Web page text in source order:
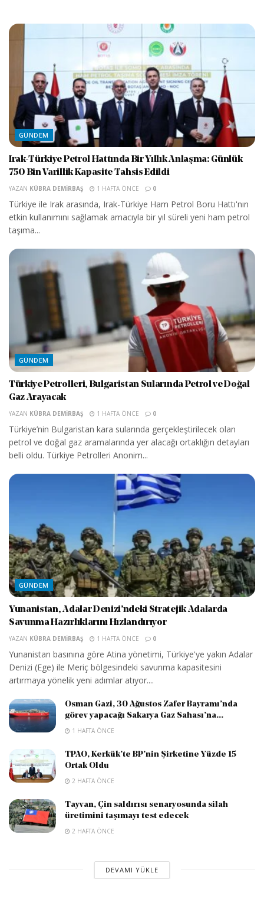
GÜNDEM
Irak-Türkiye Petrol Hattında Bir Yıllık Anlaşma: Günlük
750 Bin Varillik Kapasite Tahsis Edildi
YAZAN KÜBRA DEMIRBAŞ 1 HAFTA ÖNCE 0
Türkiye ile Irak arasında, Irak-Türkiye Ham Petrol Boru Hattı'nın
etkin kullanımını sağlamak amacıyla bir yıl süreli yeni ham petrol
taşıma...
GÜNDEM
Türkiye Petrolleri, Bulgaristan Sularında Petrol ve Doğal
Gaz Arayacak
YAZAN KÜBRA DEMIRBAŞ 1 HAFTA ÖNCE 0
Türkiye’nin Bulgaristan kara sularında gerçekleştirilecek olan
petrol ve doğal gaz aramalarında yer alacağı ortaklığın detayları
belli oldu. Türkiye Petrolleri Anonim...
GÜNDEM
Yunanistan, Adalar Denizi’ndeki Stratejik Adalarda
Savunma Hazırlıklarını Hızlandırıyor
YAZAN KÜBRA DEMIRBAŞ 1 HAFTA ÖNCE 0
Yunanistan basınına göre Atina yönetimi, Türkiye'ye yakın Adalar
Denizi (Ege) ile Meriç bölgesindeki savunma kapasitesini
artırmaya yönelik yeni adımlar atıyor....
Osman Gazi, 30 Ağustos Zafer Bayramı’nda
görev yapacağı Sakarya Gaz Sahası’na...
1 HAFTA ÖNCE
TPAO, Kerkük’te BP’nin Şirketine Yüzde 15
Ortak Oldu
2 HAFTA ÖNCE
Tayvan, Çin saldırısı senaryosunda silah
üretimini taşımayı test edecek
2 HAFTA ÖNCE
DEVAMI YÜKLE